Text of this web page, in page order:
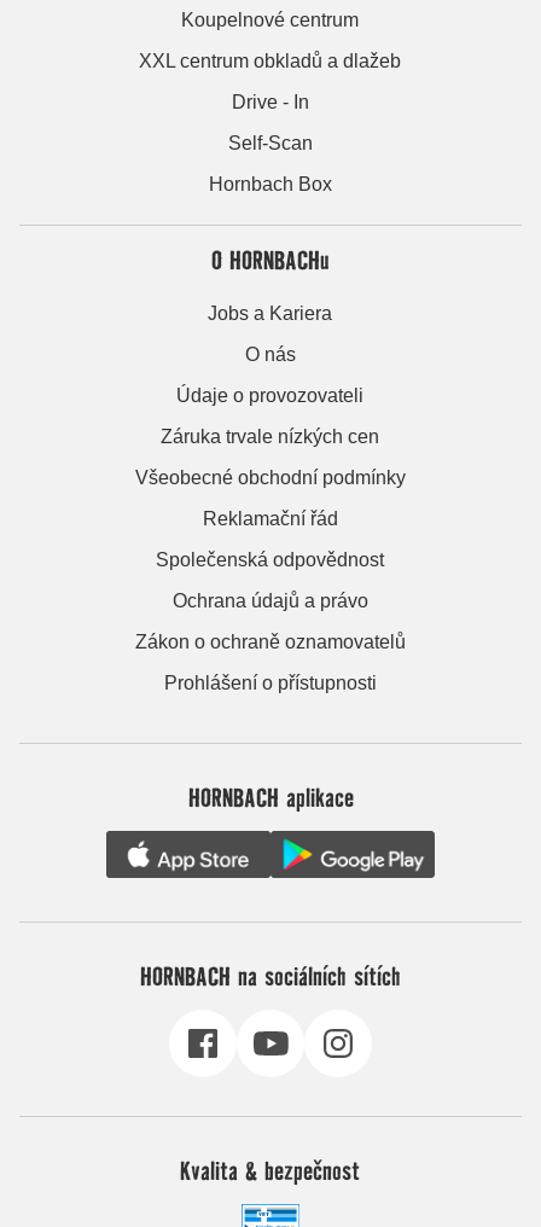
Koupelnové centrum
XXL centrum obkladů a dlažeb
Drive - In
Self-Scan
Hornbach Box
O HORNBACHu
Jobs a Kariera
O nás
Údaje o provozovateli
Záruka trvale nízkých cen
Všeobecné obchodní podmínky
Reklamační řád
Společenská odpovědnost
Ochrana údajů a právo
Zákon o ochraně oznamovatelů
Prohlášení o přístupnosti
HORNBACH aplikace
HORNBACH na sociálních sítích
Kvalita & bezpečnost